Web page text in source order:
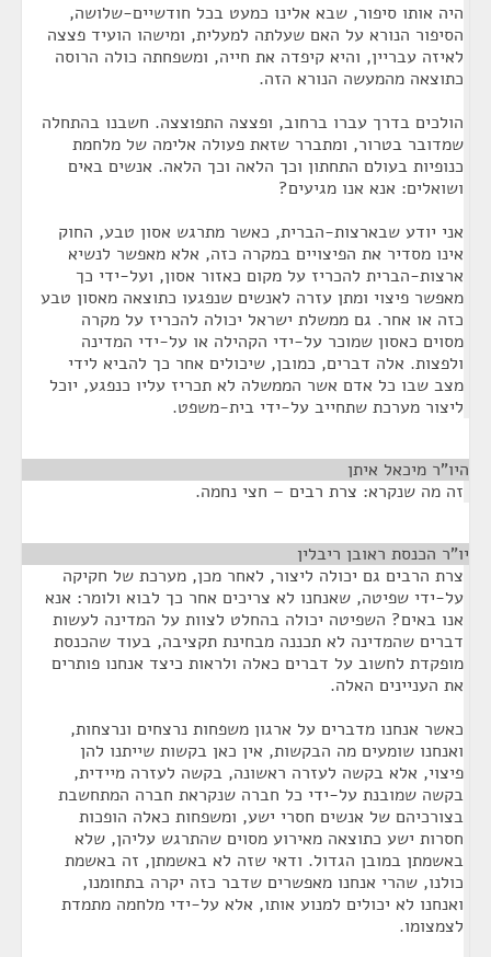
היה אותו סיפור, שבא אלינו כמעט בכל חודשיים-שלושה,
הסיפור הנורא על האם שעלתה למעלית, ומישהו הועיד פצצה
לאיזה עבריין, והיא קיפדה את חייה, ומשפחתה כולה הרוסה
כתוצאה מהמעשה הנורא הזה.
הולכים בדרך עברו ברחוב, ופצצה התפוצצה. חשבנו בהתחלה
שמדובר בטרור, ומתברר שזאת פעולה אלימה של מלחמת
כנופיות בעולם התחתון וכך הלאה וכך הלאה. אנשים באים
ושואלים: אנא אנו מגיעים?
אני יודע שבארצות-הברית, כאשר מתרגש אסון טבע, החוק
אינו מסדיר את הפיצויים במקרה כזה, אלא מאפשר לנשיא
ארצות-הברית להכריז על מקום כאזור אסון, ועל-ידי כך
מאפשר פיצוי ומתן עזרה לאנשים שנפגעו כתוצאה מאסון טבע
כזה או אחר. גם ממשלת ישראל יכולה להכריז על מקרה
מסוים כאסון שמוכר על-ידי הקהילה או על-ידי המדינה
ולפצות. אלה דברים, כמובן, שיכולים אחר כך להביא לידי
מצב שבו כל אדם אשר הממשלה לא תכריז עליו כנפגע, יוכל
ליצור מערכת שתחייב על-ידי בית-משפט.
היו"ר מיכאל איתן
זה מה שנקרא: צרת רבים – חצי נחמה.
יו"ר הכנסת ראובן ריבלין
צרת הרבים גם יכולה ליצור, לאחר מכן, מערכת של חקיקה
על-ידי שפיטה, שאנחנו לא צריכים אחר כך לבוא ולומר: אנא
אנו באים? השפיטה יכולה בהחלט לצוות על המדינה לעשות
דברים שהמדינה לא תכננה מבחינת תקציבה, בעוד שהכנסת
מופקדת לחשוב על דברים כאלה ולראות כיצד אנחנו פותרים
את העניינים האלה.
כאשר אנחנו מדברים על ארגון משפחות נרצחים ונרצחות,
ואנחנו שומעים מה הבקשות, אין כאן בקשות שייתנו להן
פיצוי, אלא בקשה לעזרה ראשונה, בקשה לעזרה מיידית,
בקשה שמובנת על-ידי כל חברה שנקראת חברה המתחשבת
בצורכיהם של אנשים חסרי ישע, ומשפחות כאלה הופכות
חסרות ישע כתוצאה מאירוע מסוים שהתרגש עליהן, שלא
באשמתן במובן הגדול. ודאי שזה לא באשמתן, זה באשמת
כולנו, שהרי אנחנו מאפשרים שדבר כזה יקרה בתחומנו,
ואנחנו לא יכולים למנוע אותו, אלא על-ידי מלחמה מתמדת
לצמצומו.